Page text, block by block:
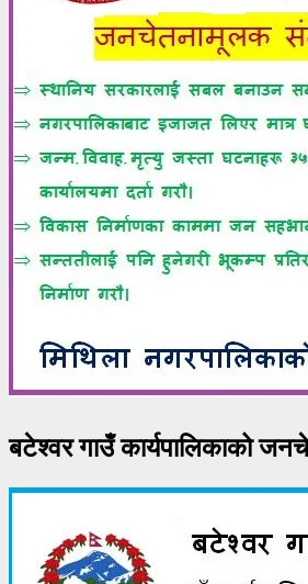
बटेश्वर गाउँ कार्यपालिकाको